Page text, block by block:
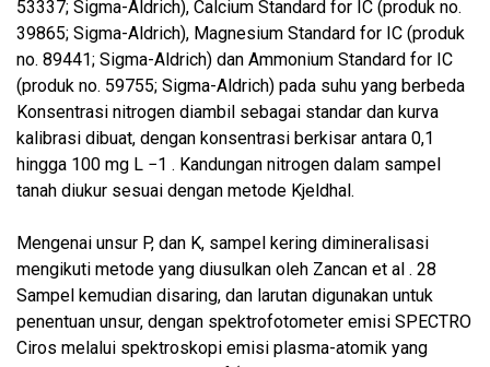
53337; Sigma-Aldrich), Calcium Standard for IC (produk no.
39865; Sigma-Aldrich), Magnesium Standard for IC (produk
no. 89441; Sigma-Aldrich) dan Ammonium Standard for IC
(produk no. 59755; Sigma-Aldrich) pada suhu yang berbeda
Konsentrasi nitrogen diambil sebagai standar dan kurva
kalibrasi dibuat, dengan konsentrasi berkisar antara 0,1
hingga 100 mg L −1 . Kandungan nitrogen dalam sampel
tanah diukur sesuai dengan metode Kjeldhal.
Mengenai unsur P, dan K, sampel kering dimineralisasi
mengikuti metode yang diusulkan oleh Zancan et al . 28
Sampel kemudian disaring, dan larutan digunakan untuk
penentuan unsur, dengan spektrofotometer emisi SPECTRO
Ciros melalui spektroskopi emisi plasma-atomik yang